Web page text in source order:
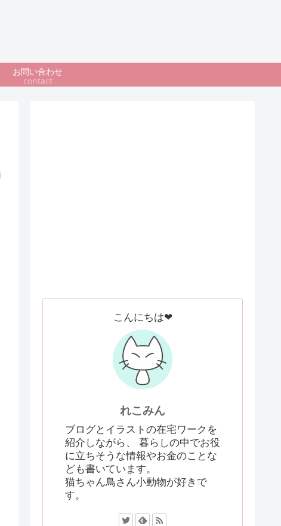
お問い合わせ
contact
こんにちは❤
れこみん
ブログとイラストの在宅ワークを
紹介しながら、 暮らしの中でお役
に立ちそうな情報やお金のことな
ども書いています。
猫ちゃん鳥さん小動物が好きで
す。